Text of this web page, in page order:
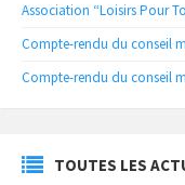
Association “Loisirs Pour
Compte-rendu du conseil
Compte-rendu du conseil
TOUTES LES